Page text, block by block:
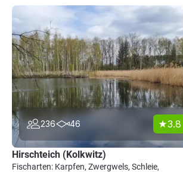
236 46 3.8
Hirschteich (Kolkwitz)
Fischarten: Karpfen, Zwergwels, Schleie,